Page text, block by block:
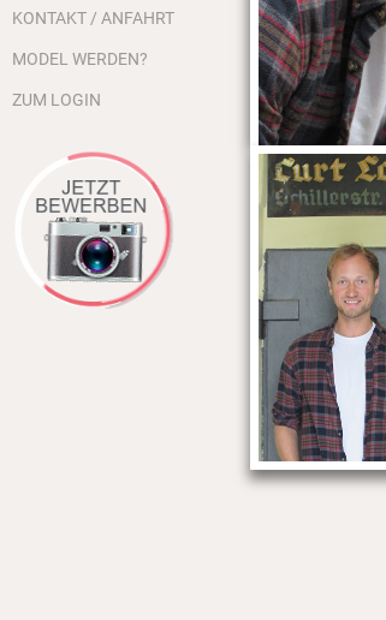
KONTAKT / ANFAHRT
MODEL WERDEN?
ZUM LOGIN